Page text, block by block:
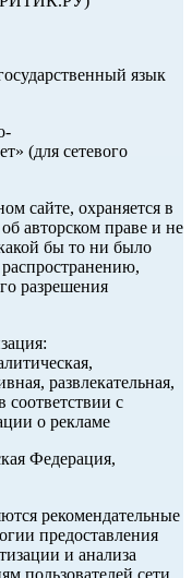
язык
(для сетевого
сайте, охраняется в
авторском праве и не
бы то ни было
разрешения
развлекательная,
соответствии с
о рекламе
Федерация,
рекомендательные
предоставления
и анализа